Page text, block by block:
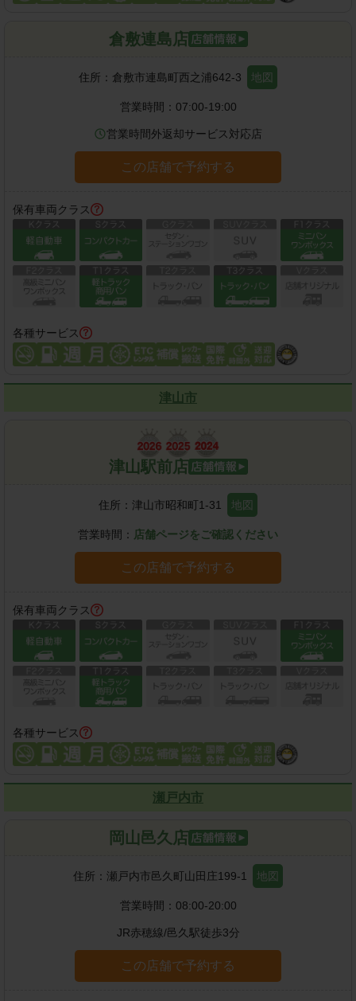
倉敷連島店
住所： 倉敷市連島町西之浦642-3 地図
営業時間： 07:00-19:00
営業時間外返却サービス対応店
この店舗で予約する
保有車両クラス
各種サービス
津山市
津山駅前店
住所： 津山市昭和町1-31 地図
営業時間： 店舗ページをご確認ください
この店舗で予約する
保有車両クラス
各種サービス
瀬戸内市
岡山邑久店
住所： 瀬戸内市邑久町山田庄199-1 地図
営業時間： 08:00-20:00
JR赤穂線/邑久駅徒歩3分
この店舗で予約する